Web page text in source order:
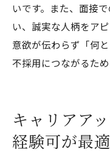
いです。また、面接
い、誠実な人柄をア
意欲が伝わらず「何
不採用につながるた
キャリアア
経験可が最適